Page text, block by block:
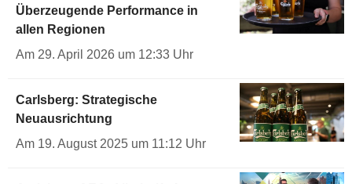
Überzeugende Performance in
allen Regionen
Am 29. April 2026 um 12:33 Uhr
Carlsberg: Strategische
Neuausrichtung
Am 19. August 2025 um 11:12 Uhr